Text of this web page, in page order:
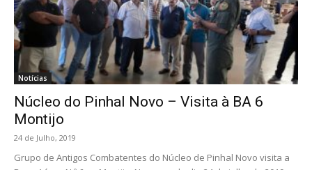
Notícias
Núcleo do Pinhal Novo – Visita à BA 6
Montijo
24 de Julho, 2019
Grupo de Antigos Combatentes do Núcleo de Pinhal Novo visita a